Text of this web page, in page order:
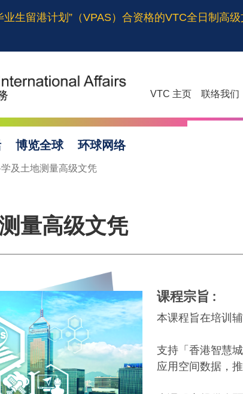
生留港计划”（VPAS）合资格的VTC全日制高
VTC 主页 联络我们
博览全球 环球网络
及土地测量高级文凭
量高级文凭
课程宗旨
本课程旨在培训
支持「香港智慧
应用空间数据，